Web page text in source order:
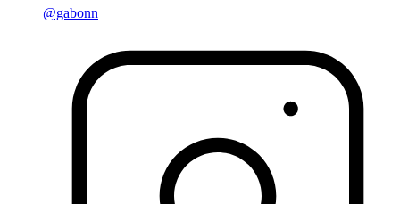
@gabonn